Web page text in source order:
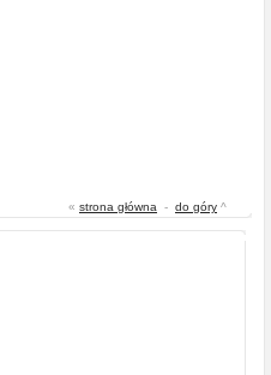
« strona główna - do góry ^